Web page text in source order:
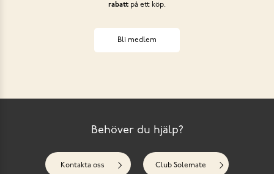
rabattpå ett köp.
Bli medlem
Behöver du hjälp?
Kontakta oss Club Solemate